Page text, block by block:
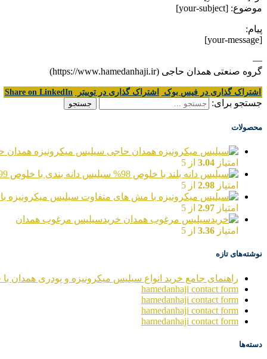
موضوع: [your-subject]
پیام:
[your-message]
—
گروه صنعتی همدان حاجی (https://www.hamedanhaji.ir)
اشتراک گذاری در فیس بوک اشتراک گذاری در توییتر Share on LinkedIn
جستجو برای:
محصولات
سیلیس میکرونیزه همدان
امتیاز 3.04 از 5
سیلیس دانه بندی با خلوص 99%
امتیاز 2.98 از 5
سیلیس میکرونیزه
امتیاز 2.97 از 5
خریدسیلیس مرغوب همدان
امتیاز 3.36 از 5
نوشته‌های تازه
راهنمای جامع خرید انواع سیلیس میکرونیزه و پودری همدان با
hamedanhaji contact form
hamedanhaji contact form
hamedanhaji contact form
hamedanhaji contact form
دسته‌ها